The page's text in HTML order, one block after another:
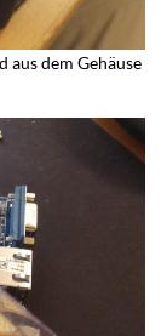
aus dem Gehäuse